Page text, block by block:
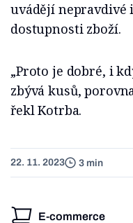
uvádějí nepravdivé
dostupnosti zboží.
„Proto je dobré, i
zbývá kusů,
řekl Kotrba.
22. 11. 2023 3 min
E-commerce